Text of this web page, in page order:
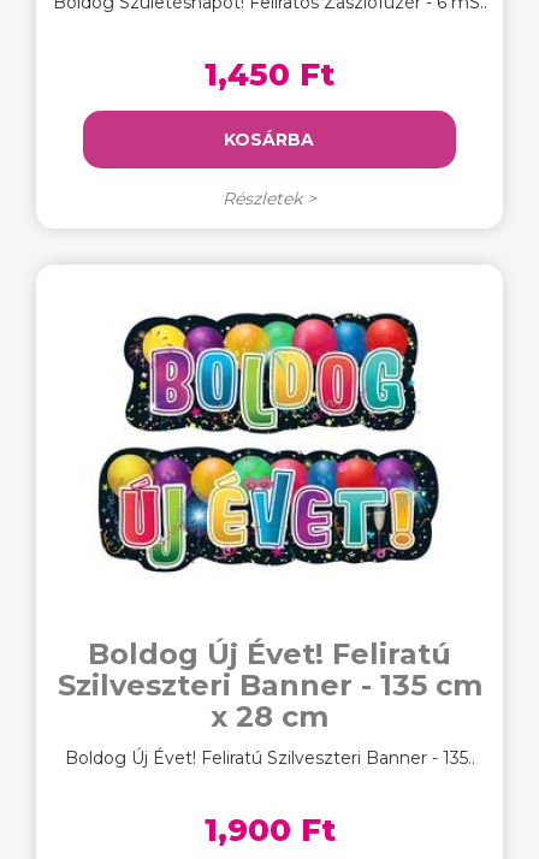
1,450 Ft
KOSÁRBA
Részletek >
Boldog Új Évet! Feliratú
Szilveszteri Banner - 135 cm
x 28 cm
Boldog Új Évet! Feliratú Szilveszteri Banner - 135..
1,900 Ft